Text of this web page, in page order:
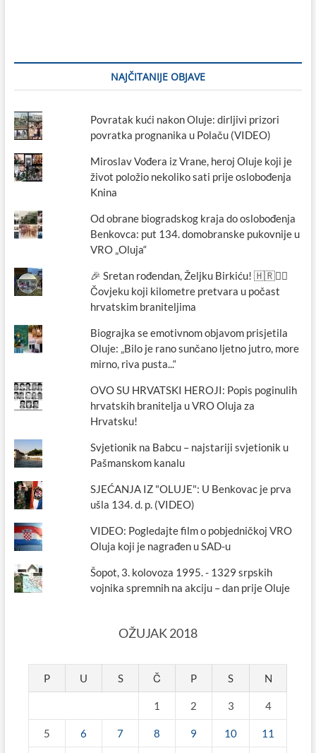
NAJČITANIJE OBJAVE
Povratak kući nakon Oluje: dirljivi prizori
povratka prognanika u Polaču (VIDEO)
Miroslav Vođera iz Vrane, heroj Oluje koji je
život položio nekoliko sati prije oslobođenja
Knina
Od obrane biogradskog kraja do oslobođenja
Benkovca: put 134. domobranske pukovnije u
VRO „Oluja“
🎉 Sretan rođendan, Željku Birkiću! 🇭🇷🏃‍♂️
Čovjeku koji kilometre pretvara u počast
hrvatskim braniteljima
Biograjka se emotivnom objavom prisjetila
Oluje: „Bilo je rano sunčano ljetno jutro, more
mirno, riva pusta...“
OVO SU HRVATSKI HEROJI: Popis poginulih
hrvatskih branitelja u VRO Oluja za
Hrvatsku!
Svjetionik na Babcu – najstariji svjetionik u
Pašmanskom kanalu
SJEĆANJA IZ "OLUJE": U Benkovac je prva
ušla 134. d. p. (VIDEO)
VIDEO: Pogledajte film o pobjedničkoj VRO
Oluja koji je nagrađen u SAD-u
Šopot, 3. kolovoza 1995. - 1329 srpskih
vojnika spremnih na akciju – dan prije Oluje
OŽUJAK 2018
P U S Č P S N
1 2 3 4
5 6 7 8 9 10 11